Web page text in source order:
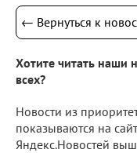
← Вернуться к
Хотите читать наши
всех?
Новости из
показываются на
Яндекс.Новостей